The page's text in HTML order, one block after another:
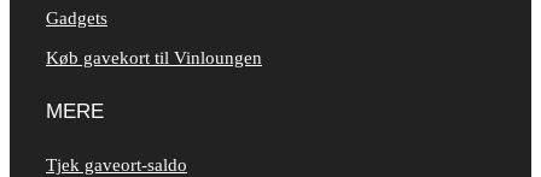
Gadgets
Køb gavekort til Vinloungen
MERE
Tjek gaveort-saldo